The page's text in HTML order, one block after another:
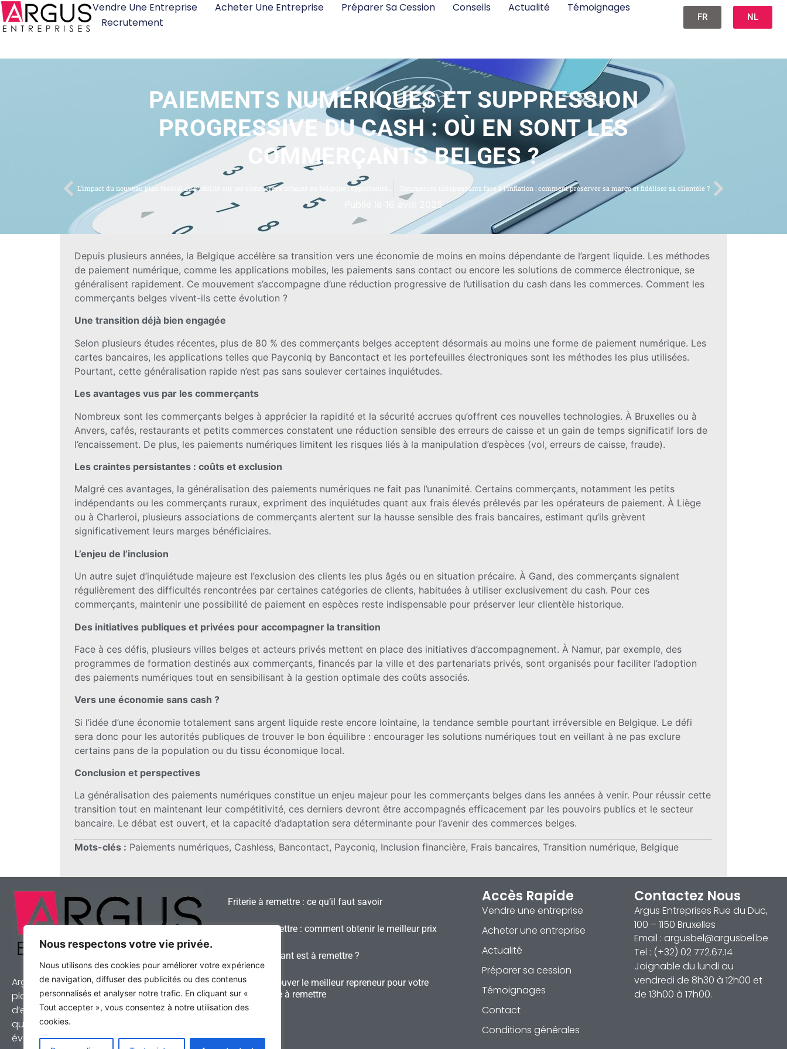
Nous respectons votre vie privée.
Nous utilisons des cookies pour améliorer votre expérience
de navigation, diffuser des publicités ou des contenus
personnalisés et analyser notre trafic. En cliquant sur «
Tout accepter », vous consentez à notre utilisation des
cookies.
Vendre Une Entreprise Acheter Une Entreprise Préparer Sa Cession Conseils Actualité
Témoignages
Recrutement
FR NL
PAIEMENTS NUMÉRIQUES ET SUPPRESSION
PROGRESSIVE DU CASH : OÙ EN SONT LES
COMMERÇANTS BELGES ?
Commerces indépendants face à l’inflation : comment préserver sa marge et fidéliser sa clientèle ?
Publié le 16 avril 2025
Depuis plusieurs années, la Belgique accélère sa transition vers une économie de moins en moins dépendante de l’argent liquide. Les méthodes
de paiement numérique, comme les applications mobiles, les paiements sans contact ou encore les solutions de commerce électronique, se
généralisent rapidement. Ce mouvement s’accompagne d’une réduction progressive de l’utilisation du cash dans les commerces. Comment les
commerçants belges vivent-ils cette évolution ?
Une transition déjà bien engagée
Selon plusieurs études récentes, plus de 80 % des commerçants belges acceptent désormais au moins une forme de paiement numérique. Les
cartes bancaires, les applications telles que Payconiq by Bancontact et les portefeuilles électroniques sont les méthodes les plus utilisées.
Pourtant, cette généralisation rapide n’est pas sans soulever certaines inquiétudes.
Les avantages vus par les commerçants
Nombreux sont les commerçants belges à apprécier la rapidité et la sécurité accrues qu’offrent ces nouvelles technologies. À Bruxelles ou à
Anvers, cafés, restaurants et petits commerces constatent une réduction sensible des erreurs de caisse et un gain de temps significatif lors de
l’encaissement. De plus, les paiements numériques limitent les risques liés à la manipulation d’espèces (vol, erreurs de caisse, fraude).
Les craintes persistantes : coûts et exclusion
Malgré ces avantages, la généralisation des paiements numériques ne fait pas l’unanimité. Certains commerçants, notamment les petits
indépendants ou les commerçants ruraux, expriment des inquiétudes quant aux frais élevés prélevés par les opérateurs de paiement. À Liège
ou à Charleroi, plusieurs associations de commerçants alertent sur la hausse sensible des frais bancaires, estimant qu’ils grèvent
significativement leurs marges bénéficiaires.
L’enjeu de l’inclusion
Un autre sujet d’inquiétude majeure est l’exclusion des clients les plus âgés ou en situation précaire. À Gand, des commerçants signalent
régulièrement des difficultés rencontrées par certaines catégories de clients, habituées à utiliser exclusivement du cash. Pour ces
commerçants, maintenir une possibilité de paiement en espèces reste indispensable pour préserver leur clientèle historique.
Des initiatives publiques et privées pour accompagner la transition
Face à ces défis, plusieurs villes belges et acteurs privés mettent en place des initiatives d’accompagnement. À Namur, par exemple, des
programmes de formation destinés aux commerçants, financés par la ville et des partenariats privés, sont organisés pour faciliter l’adoption
des paiements numériques tout en sensibilisant à la gestion optimale des coûts associés.
Vers une économie sans cash ?
Si l’idée d’une économie totalement sans argent liquide reste encore lointaine, la tendance semble pourtant irréversible en Belgique. Le défi
sera donc pour les autorités publiques de trouver le bon équilibre : encourager les solutions numériques tout en veillant à ne pas exclure
certains pans de la population ou du tissu économique local.
Conclusion et perspectives
La généralisation des paiements numériques constitue un enjeu majeur pour les commerçants belges dans les années à venir. Pour réussir cette
transition tout en maintenant leur compétitivité, ces derniers devront être accompagnés efficacement par les pouvoirs publics et le secteur
bancaire. Le débat est ouvert, et la capacité d’adaptation sera déterminante pour l’avenir des commerces belges.
Mots-clés : Paiements numériques, Cashless, Bancontact, Payconiq, Inclusion financière, Frais bancaires, Transition numérique, Belgique
Argus Entreprises est une des principales
plateformes de cession de commerces et
d’entreprises du Benelux. Chaque affaire
que nous présentons a été visitée et
évaluée par l’un de nos experts. Nous
Friterie à remettre : ce qu’il faut savoir
Snack à remettre : comment obtenir le meilleur prix
Votre restaurant est à remettre ?
Comment trouver le meilleur repreneur pour votre
sandwicherie à remettre
Accès Rapide
Vendre une entreprise
Acheter une entreprise
Actualité
Préparer sa cession
Témoignages
Contact
Conditions générales
Contactez Nous
Argus Entreprises Rue du Duc,
100 – 1150 Bruxelles
Email : argusbel@argusbel.be
Tel : (+32) 02 772.67.14
Joignable du lundi au
vendredi de 8h30 à 12h00 et
de 13h00 à 17h00.